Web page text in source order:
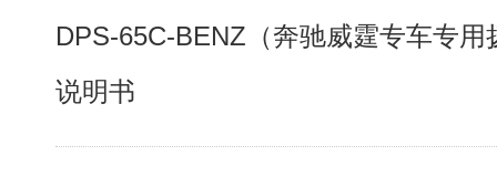
DPS-65C-BENZ（奔驰威霆专车专用
说明书